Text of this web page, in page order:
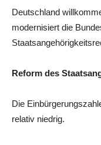
Deutschland
modernisiert die
Reform des
Die
relativ niedrig.